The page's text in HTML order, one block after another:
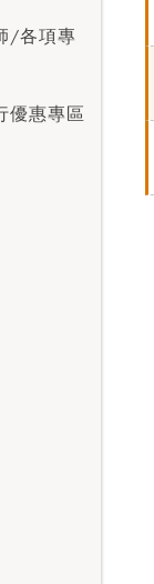
/各項專
優惠專區